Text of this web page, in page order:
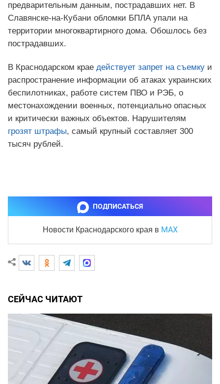
предварительным данным, пострадавших нет. В
Славянске-на-Кубани обломки БПЛА упали на
территории многоквартирного дома. Обошлось без
пострадавших.
В Краснодарском крае действует запрет на съемку и
распространение информации об атаках украинских
беспилотниках, работе систем ПВО и РЭБ, о
местонахождении военных, потенциально опасных
и критически важных объектов. Нарушителям
грозят штрафы, самый крупный составляет 300
тысяч рублей.
ПОДПИСАТЬСЯ
Новости Краснодарского края в MAX
СЕЙЧАС ЧИТАЮТ